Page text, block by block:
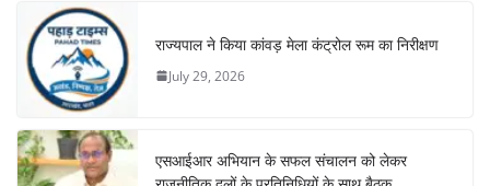
राज्यपाल ने किया कांवड़ मेला कंट्रोल रूम का निरीक्षण
July 29, 2026
एसआईआर अभियान के सफल संचालन को लेकर